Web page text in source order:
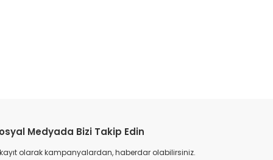
Medyada Bizi Takip Edin
olarak kampanyalardan, haberdar olabilirsiniz.